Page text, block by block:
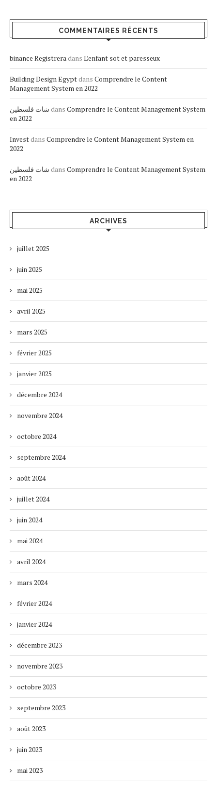
COMMENTAIRES RÉCENTS
binance Registreradans L’enfant sot et paresseux
Building Design Egyptdans Comprendre le Content
Management System en 2022
شات فلسطين dans Comprendre le Content Management System
en 2022
Investdans Comprendre le Content Management System en
2022
شات فلسطين dans Comprendre le Content Management System
en 2022
ARCHIVES
juillet 2025
juin 2025
mai 2025
avril 2025
mars 2025
février 2025
janvier 2025
décembre 2024
novembre 2024
octobre 2024
septembre 2024
août 2024
juillet 2024
juin 2024
mai 2024
avril 2024
mars 2024
février 2024
janvier 2024
décembre 2023
novembre 2023
octobre 2023
septembre 2023
août 2023
juin 2023
mai 2023